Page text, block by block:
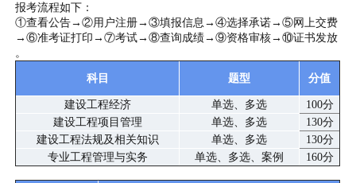
报考流程如下：
①查看公告→②用户注册→③填报信息→④选择承诺→⑤网上交费
→⑥准考证打印→⑦考试→⑧查询成绩→⑨资格审核→⑩证书发放
。
科目
题型 分值
建设工程经济 单选、多选
100分
建设工程项目管理
单选、多选
130分
建设工程法规及相关知识
单选、多选
130分
专业工程管理与实务
单选、多选、案例 160分